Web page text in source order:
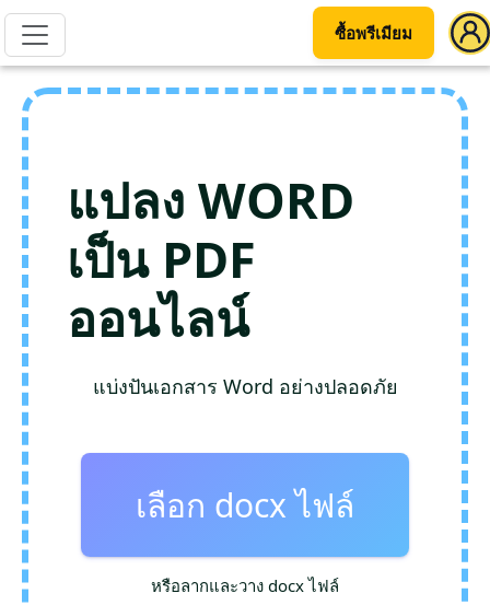
ซื้อพรีเมียม
แปลง WORD
เป็น PDF
ออนไลน์
แบ่งปันเอกสาร Word อย่างปลอดภัย
เลือก docx ไฟล์
หรือลากและวาง docx ไฟล์